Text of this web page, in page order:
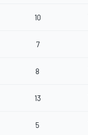
10
7
8
13
5